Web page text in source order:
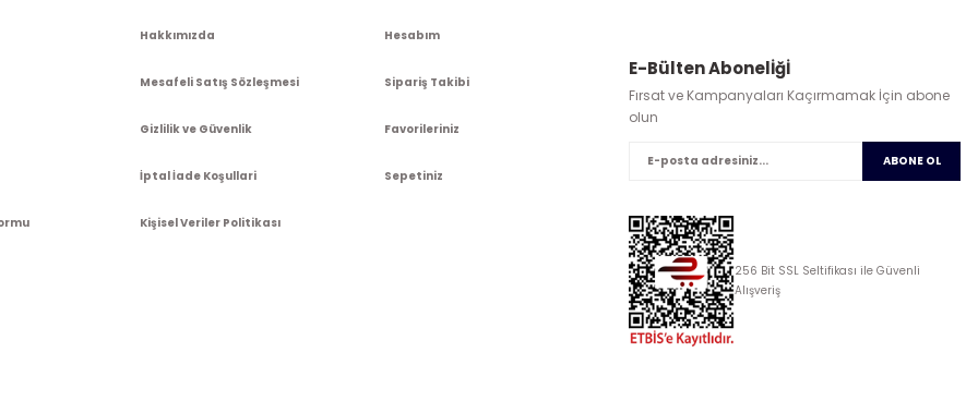
Hakkımızda
Mesafeli Satış Sözleşmesi
Gizlilik ve Güvenlik
İptal İade Koşullari
Kişisel Veriler Politikası
Hesabım
Sipariş Takibi
Favorileriniz
Sepetiniz
E-Bülten Abonelİğİ
Fırsat ve Kampanyaları Kaçırmamak İçin abone
olun
ABONE OL
256 Bit SSL Seltifikası ile Güvenli
Alışveriş